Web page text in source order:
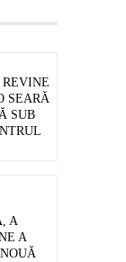
REVINE
SEARĂ
SUB
A
A